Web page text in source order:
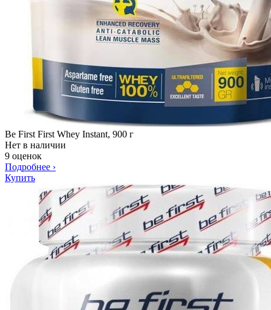
Be First First Whey Instant, 900 г
Нет в наличии
9 оценок
Подробнее ›
Купить